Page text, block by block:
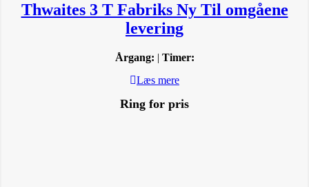
Thwaites 3 T Fabriks Ny Til omgåene
levering
Årgang: | Timer:
Læs mere
Ring for pris